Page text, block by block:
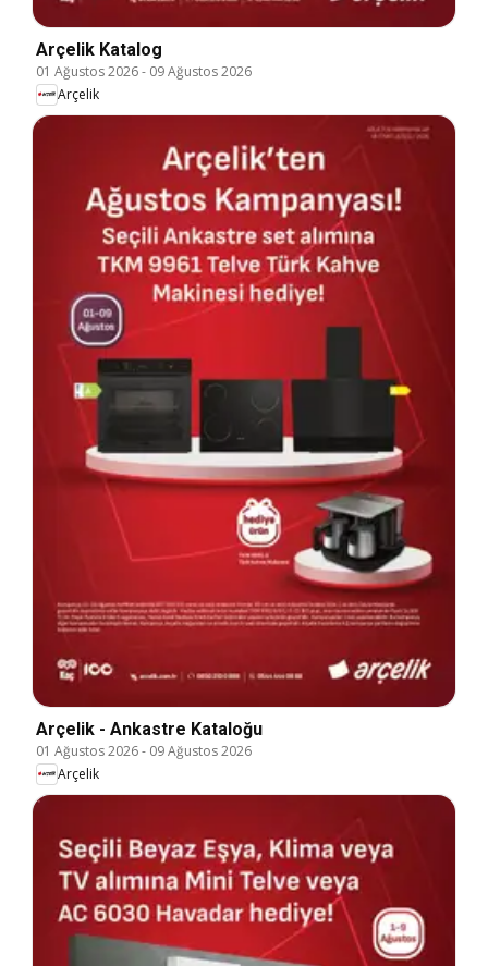
Arçelik Katalog
01 Ağustos 2026- 09 Ağustos 2026
Arçelik
Arçelik - Ankastre Kataloğu
01 Ağustos 2026- 09 Ağustos 2026
Arçelik